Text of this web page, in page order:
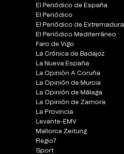
El Periódico de España
El Periódico
El Periódico de Extremadura
El Periódico Mediterráneo
Faro de Vigo
La Crónica de Badajoz
La Nueva España
La Opinión A Coruña
La Opinión de Murcia
La Opinión de Málaga
La Opinión de Zamora
La Provincia
Levante-EMV
Mallorca Zeitung
Regio7
Sport